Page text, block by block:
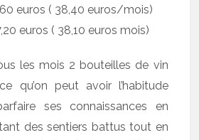
euros ( 38,40 euros/mois)
euros ( 38,10 euros mois)
les mois 2 bouteilles de vin
qu’on peut avoir l’habitude
ses connaissances en
des sentiers battus tout en